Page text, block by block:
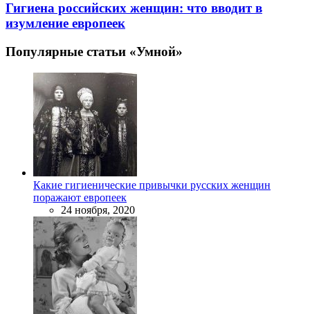
Гигиена российских женщин: что вводит в
изумление европеек
Популярные статьи «Умной»
Какие гигиенические привычки русских женщин
поражают европеек
24 ноября, 2020